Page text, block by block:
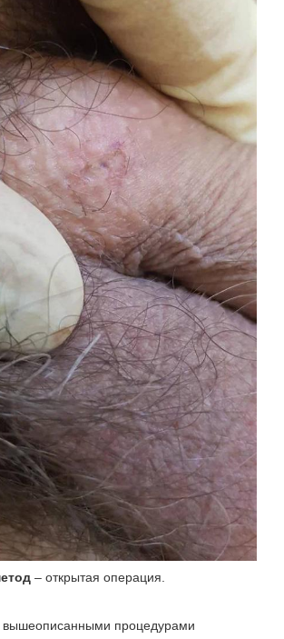
– открытая операция.
вышеописанными процедурами